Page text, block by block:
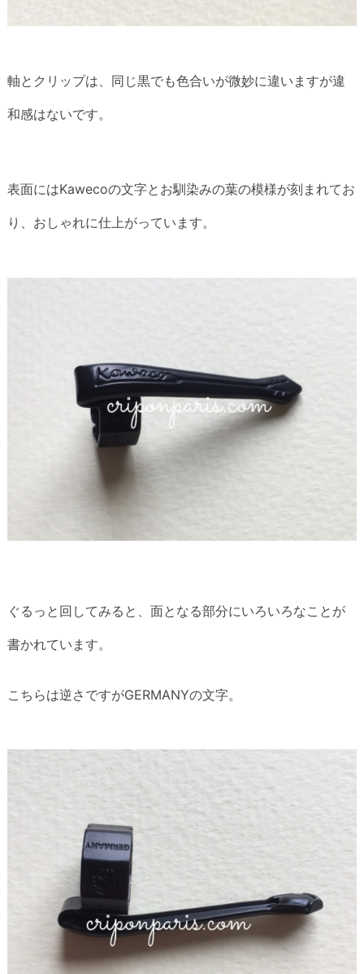
軸とクリップは、同じ黒でも色合いが微妙に違いますが違
和感はないです。
表面にはKawecoの文字とお馴染みの葉の模様が刻まれてお
り、おしゃれに仕上がっています。
ぐるっと回してみると、面となる部分にいろいろなことが
書かれています。
こちらは逆さですがGERMANYの文字。